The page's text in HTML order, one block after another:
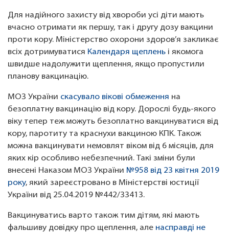
Для надійного захисту від хвороби усі діти мають
вчасно отримати як першу, так і другу дозу вакцини
проти кору. Міністерство охорони здоров’я закликає
всіх дотримуватися Календаря щеплень і якомога
швидше надолужити щеплення, якщо пропустили
планову вакцинацію.
МОЗ України скасувало вікові обмеження на
безоплатну вакцинацію від кору. Дорослі будь-якого
віку тепер теж можуть безоплатно вакцинуватися від
кору, паротиту та краснухи вакциною КПК. Також
можна вакцинувати немовлят віком від 6 місяців, для
яких кір особливо небезпечний. Такі зміни були
внесені Наказом МОЗ України №958 від 23 квітня 2019
року, який зареєстровано в Міністерстві юстиції
України від 25.04.2019 №442/33413.
Вакцинуватись варто також тим дітям, які мають
фальшиву довідку про щеплення, але насправді не